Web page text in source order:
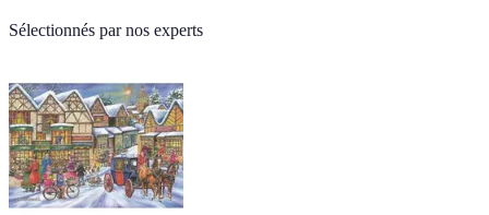
Sélectionnés par nos experts